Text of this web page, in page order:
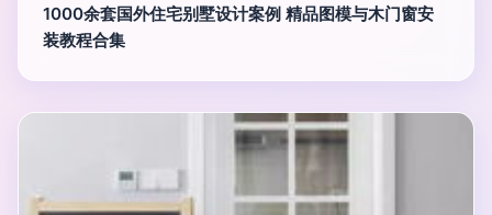
1000余套国外住宅别墅设计案例 精品图模与木门窗安
装教程合集